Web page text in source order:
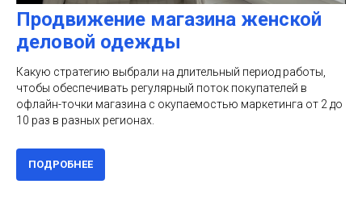
Продвижение магазина женской
деловой одежды
Какую стратегию выбрали на длительный период работы,
чтобы обеспечивать регулярный поток покупателей в
офлайн-точки магазина с окупаемостью маркетинга от 2 до
10 раз в разных регионах.
ПОДРОБНЕЕ